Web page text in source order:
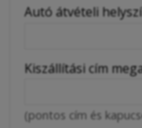
Autó átvételi
Kiszállítási cím
(pontos cím és